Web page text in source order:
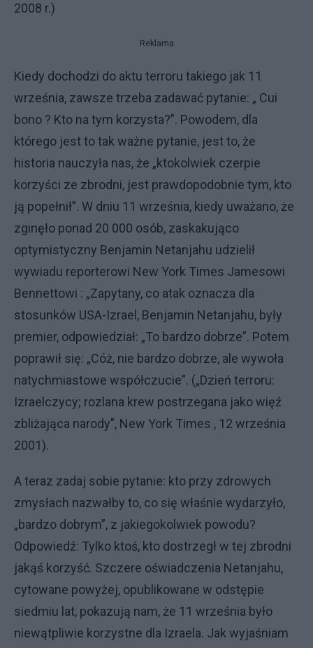
2008 r.)
Reklama
Kiedy dochodzi do aktu terroru takiego jak 11
września, zawsze trzeba zadawać pytanie: „ Cui
bono ? Kto na tym korzysta?”. Powodem, dla
którego jest to tak ważne pytanie, jest to, że
historia nauczyła nas, że „ktokolwiek czerpie
korzyści ze zbrodni, jest prawdopodobnie tym, kto
ją popełnił”. W dniu 11 września, kiedy uważano, że
zginęło ponad 20 000 osób, zaskakująco
optymistyczny Benjamin Netanjahu udzielił
wywiadu reporterowi New York Times Jamesowi
Bennettowi : „Zapytany, co atak oznacza dla
stosunków USA-Izrael, Benjamin Netanjahu, były
premier, odpowiedział: „To bardzo dobrze”. Potem
poprawił się: „Cóż, nie bardzo dobrze, ale wywoła
natychmiastowe współczucie”. („Dzień terroru:
Izraelczycy; rozlana krew postrzegana jako więź
zbliżająca narody”, New York Times , 12 września
2001).
A teraz zadaj sobie pytanie: kto przy zdrowych
zmysłach nazwałby to, co się właśnie wydarzyło,
„bardzo dobrym”, z jakiegokolwiek powodu?
Odpowiedź: Tylko ktoś, kto dostrzegł w tej zbrodni
jakąś korzyść. Szczere oświadczenia Netanjahu,
cytowane powyżej, opublikowane w odstępie
siedmiu lat, pokazują nam, że 11 września było
niewątpliwie korzystne dla Izraela. Jak wyjaśniam